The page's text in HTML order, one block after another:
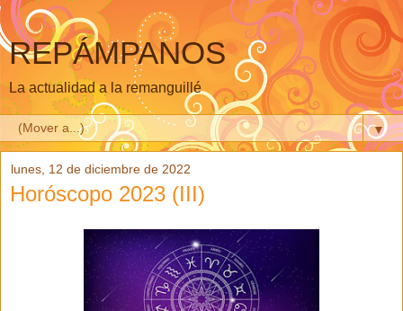
REPÁMPANOS
La actualidad a la remanguillé
▼
lunes, 12 de diciembre de 2022
Horóscopo 2023 (III)